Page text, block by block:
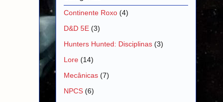
Continente Roxo (4)
D&D 5E (3)
Hunters Hunted: Disciplinas (3)
Lore (14)
Mecânicas (7)
NPCS (6)